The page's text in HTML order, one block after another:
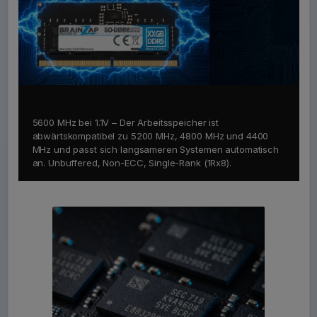
5600 MHz bei 1.1V – Der Arbeitsspeicher ist
abwärtskompatibel zu 5200 MHz, 4800 MHz und 4400
MHz und passt sich langsameren Systemen automatisch
an. Unbuffered, Non-ECC, Single-Rank (1Rx8).